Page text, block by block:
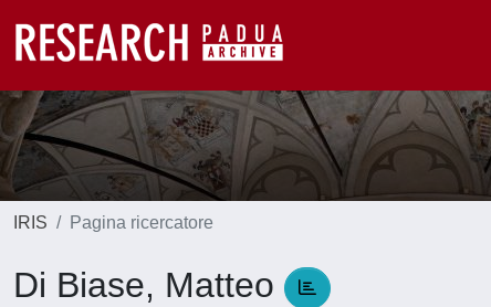
IRIS Pagina ricercatore
Di Biase, Matteo